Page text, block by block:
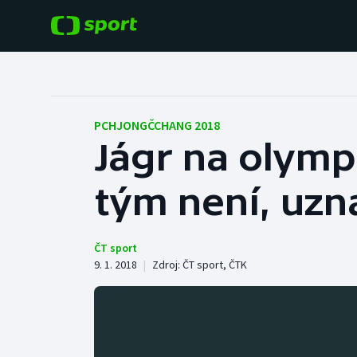
Hokej
Tenis
Cyklistika
Baseball a softbal
Basketbal
Boby a skeleton
PCHJONGČCHANG 2018
Jágr na
tým není,
ČT sport
9. 1. 2018 | Zdroj: ČT sport, ČTK